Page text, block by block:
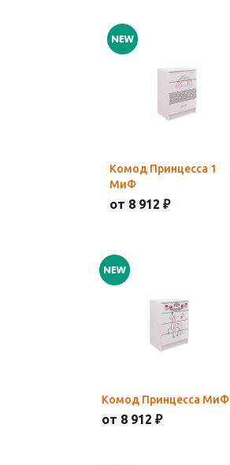
Комод Принцесса 1
МиФ
от 8 912 ₽
Комод Принцесса МиФ
от 8 912 ₽